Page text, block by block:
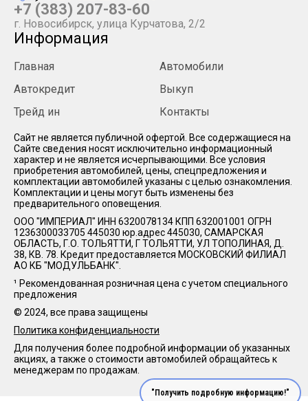
+7 (383) 207-83-60
г. Новосибирск, улица Курчатова, 2/2
Информация
Главная
Автомобили
Автокредит
Выкуп
Трейд ин
Контакты
Cайт не является публичной офертой. Все содержащиеся на
Сайте сведения носят исключительно информационный
характер и не является исчерпывающими. Все условия
приобретения автомобилей, цены, спецпредложения и
комплектации автомобилей указаны с целью ознакомления.
Комплектации и цены могут быть изменены без
предварительного оповещения.
ООО "ИМПЕРИАЛ" ИНН 6320078134 КПП 632001001 ОГРН
1236300033705 445030 юр.адрес 445030, САМАРСКАЯ
ОБЛАСТЬ, Г.О. ТОЛЬЯТТИ, Г ТОЛЬЯТТИ, УЛ ТОПОЛИНАЯ, Д.
38, КВ. 78. Кредит предоставляется МОСКОВСКИЙ ФИЛИАЛ
АО КБ "МОДУЛЬБАНК".
¹ Рекомендованная розничная цена с учетом специального
предложения
© 2024, все права защищены
Политика конфиденциальности
Для получения более подробной информации об указанных
акциях, а также о стоимости автомобилей обращайтесь к
менеджерам по продажам.
"Получить подробную информацию!"